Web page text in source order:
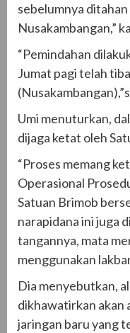
sebelumnya ditahan
Nusakambangan,”
“Pemindahan
Jumat pagi telah
Umi menuturkan,
dijaga ketat oleh
“Proses memang
Operasional
Satuan Brimob
narapidana ini juga
tangannya, mata
menggunakan
Dia menyebutkan,
dikhawatirkan akan
jaringan baru yang